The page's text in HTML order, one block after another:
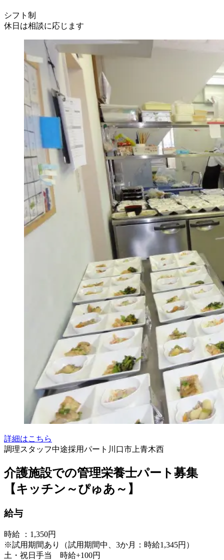
シフト制
休日は相談に応じます
詳細はこちら
調理スタッフ中途採用パート 川口市上青木西
介護施設での管理栄養士パート募集
【キッチン～ぴゅあ～】
給与
時給 ：1,350円
※試用期間あり（試用期間中、3か月：時給1,345円）
土・祝日手当 時給+100円